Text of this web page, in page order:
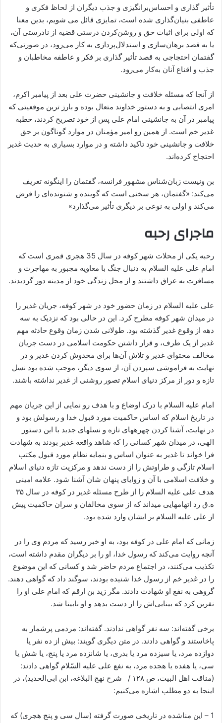
تأثیر گذاری و احساس‌‌برانگیزی و جذب دیگران از لحاظ فکری و
عاطفی بنیان‌‌گذاری شده است، تمایزی قائل می شویم، بدین معنا
که اولی برای اثبات حق و روشن‌‌‌‌کردن درستی قضیه از نادرستی آن،
یا به قصد برهان‌‌سازی و استدلال‌‌پردازی به کار می‌‌رود، در صورتی‌‌که
گفتمان احتجاجی به قصد تأثیر گذاری بر فکر و عاطفه مخاطبان و
جذب و اقناع آنان به‌‌کار می‌‌رود.
از آنجا که مسئله خلافت و جانشینی حضرت علی بعد از پیامبر اکرم،
امری انتصابی و به دستور خداوند متعال بوده و بارز ترین موقعیتی که
پیامبر در آن به جانشینی امام علی پس از خود تصریح کردند، خطبه‌
غدیر خم است. از همین رو امیر مؤمنان در موارد گوناگون بر حق
خلافت و جانشینی خود تاکید داشته و در موارد بسیاری به حدیث غدیر
احتجاج کرده‌اند.
بن ‌‌ونیست زبان‌‌شناس مشهور فرانسه، گفتمان را اینگونه تعریف
می‌‌کند: «گفتمان، هر سخنی است که گوینده و شنونده‌‌ای را فرض
می‌‌کند و اولی به نوعی بر دیگری تأثیر می‌‌گذارد»
ماجرای رحبه
رحبه یکی از محلات شهر کوفه در سال 35 هجری قمری است که
امام علی علیه السلام به دنبال جنگ با معاویه مجبور به مهاجرت و
مسافرت به عراق داشتند و از محل زندگی خود از مدینه دور گردیدند.
علی علیه ‏السلام در زمان حضور خود در شهر کوفه، جریان غدیر را
در میدان شهر کوفه مطرح کرد. این در حالی بود که نزدیک به سه
دهه از وقوع غدیر گذشته بود. طولانی شدن زمان وقوع حادثه مهم
غدیر از یک طرف، و قرار داشتن حکومت اسلامی در دست جریان
مخالف محتوای غدیر و تلاش آن‌ها برای مخدوش کردن غدیر و در
نهایت به فراموشی سپردن آن، از سوی دیگر، موجب شده بود نسل
تازه و دور از مرکز دنیای اسلام تصور روشنی از غدیر نداشته باشند.
امام علیه ‏السلام با درک اوضاع و با هدف رو نمایی از این جریان مهم
در تاریخ اسلام که اساس حاکمیت مورد قبول خدا و رسولش بود و
در نهایت، آشنا کردن چهره‏های تازه و نسل‏های جدید با این دستور
الهی، در میدان شهر کسانی را که شاهد واقعه غدیر بودند به شهادت
فرا خواند تا غدیر به عنوان اساس و بنمایه نظام مورد قبول مکتب
اسلام تازگی و طراوتش را از دست ندهد و مرکزیت تازه دنیای اسلام
و خلافت اسلامی با آن و زوایای پنهان شان آشنا شود. علامه امینی
هدف علی علیه‏ السلام را از طرح مسئله غدیر در کوفه در سال ۳۵
ه.ق رد اتهام‏هایی می‏داند که از سوی مخالفان و سران حاکمیت پیش
از علی علیه ‏السلام بر ایشان وارد شده بود.
زمانی که امام علی در کوفه بود، به او خبر رسید که مردم وی را در
آنچه روایت می‌کند که رسول خدا، او را بر دیگران مقدم داشته است،
تکذیب می‌کنند، در اجتماع مردم حاضر شد و کسانی که این موضوع
را در غدیر خم از رسول خدا شنیده بودند، سوگند داد که گواهی دهند.
گروهی به نفع او شهادت دادند. مگر زید بن ارقم که امام علی او را
نفرین کرد که بینایی‌اش را از دست بدهد و او نابینا شد.
برخی گفته‌اند: سه نفر گواهی ندادند. گفته‌اند: مردمی پرشمار به
پاخاستند و گواهی دادند. در متن دیگری گویند: بیش از ده نفر یا
دوازده مرد، یا سیزده مرد یا بدری، یا شانزده مرد یا پنج، یا شش یا
سی، یا هفده یا هجده مرد، به نفع علی علیه السّلام گواهی دادند:
(مناقب اهل البیت، ص ۱۲۸ / شرح نهج البلاغه، ابن ابی‌الحدید)، در
اینجا به دو مطلب اشاره می‌کنیم:
1 – این مناشده در تاریخی صورت گرفته (سال سی و پنج هجری) که